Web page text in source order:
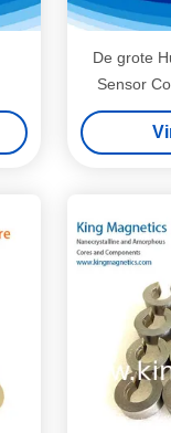
De grote
Sensor